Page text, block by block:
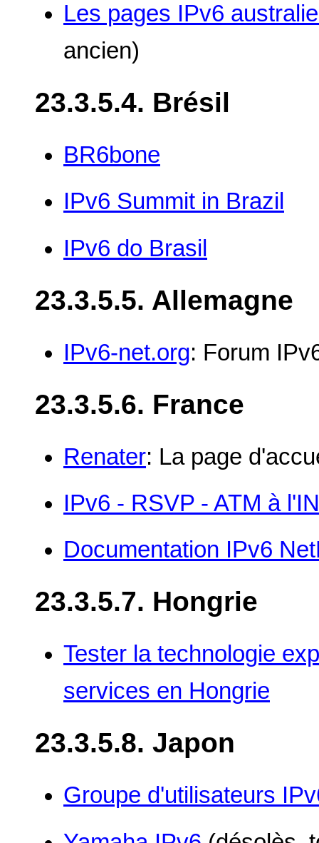
Les pages IPv6
ancien)
23.3.5.4. Brésil
BR6bone
IPv6 Summit in Brazil
IPv6 do Brasil
23.3.5.5. Allemagne
IPv6-net.org: Forum
23.3.5.6. France
Renater: La page
IPv6 - RSVP - ATM à
Documentation IPv6
23.3.5.7. Hongrie
Tester la technologie
services en Hongrie
23.3.5.8. Japon
Groupe d'utilisateurs